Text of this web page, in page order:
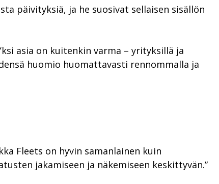
päivityksiä, ja he suosivat sellaisen sisällön
asia on kuitenkin varma – yrityksillä ja
huomio huomattavasti rennommalla ja
Fleets on hyvin samanlainen kuin
jakamiseen ja näkemiseen keskittyvän.”